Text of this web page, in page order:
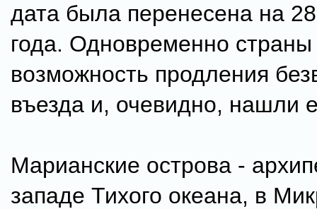
дата была перенесена на
года. Одновременно страны
возможность продления
въезда и, очевидно, нашли
Марианские острова -
западе Тихого океана, в